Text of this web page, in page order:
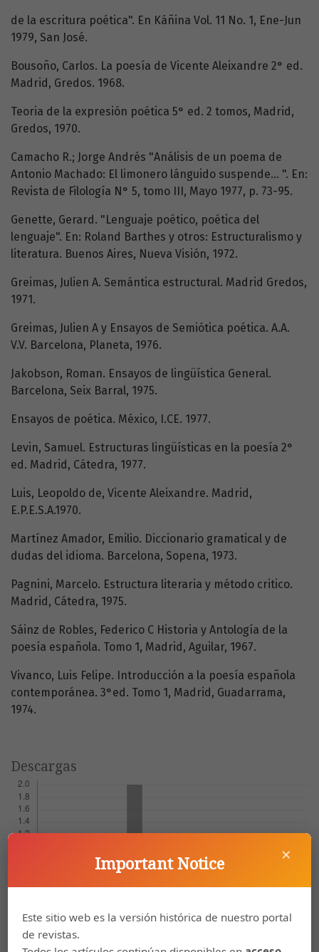
de la escritura poética". En Káñina Vol. 11 No. 1, Ene-Jun
1979, San José.
Bousoño, Carlos. La poesía de Vicente Aleixandre 2° ed.
Madrid, Gredos. 1968.
Teoria de la expresión poética 5° ed. 2 tomos, Madrid,
Gredos, 1970.
Camacho R.; Jorge Andrés "Análisis de un poema de
Antonio Machado: El limonero lánguido suspende... ". En:
Revista de Filología N° 5, tomo III, Mayo 1977, p. 73-95.
Genette, Gerard. "Lenguaje poético, poética del
lenguaje". En: Roland Barthes y otros: Estructuralismo y
literatura. Buenos Aires, Nueva Visión, 1972.
Greimas, Julien A. Semántica estructural. Madrid Gredos,
1971.
Greimas, Julien A y Ensayos de Semiótica poética. A.A.
V.V. Barcelona, Planeta, 1976.
Jakobson, Roman. Ensayos de lingüística General.
Barcelona, Seix Barral, 1975.
Ensayos de poética. México, I.CE. 1977.
Levin, Samuel. Estructuras lingüísticas en la poesía 2°
ed. Madrid, Cátedra, 1977.
Luis, Leopoldo de, Vicente Aleixandre. Madrid,
E.P.E.S.A.1970.
Martínez Amador, Emilio. Diccionario gramatical y de
dudas del idioma. Barcelona, Sopena, 1973.
Pagnini, Marcelo. Estructura literaria y método critico.
Madrid, Cátedra, 1975.
Sáinz de Robles, Federico C Historia y Antología de la
poesía española. Tomo 1, Madrid, Aguilar, 1967.
Vivanco, Luis Felipe. Introducción a la poesía española
contemporánea. 3°ed. Tomo 1, Madrid, Guadarrama,
1974.
Descargas
×
Important Notice
Este sitio web es la versión histórica de nuestro portal
de revistas.